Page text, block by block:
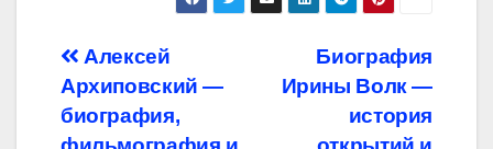
Навигация
по
Биография
Ирины Волк —
история
Алексей
Архиповский —
биография,